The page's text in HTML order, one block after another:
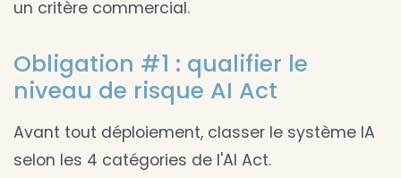
un critère commercial.
Obligation #1 : qualifier le
niveau de risque AI Act
Avant tout déploiement, classer le système IA
selon les 4 catégories de l'AI Act.